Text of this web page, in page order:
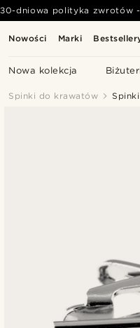
Nowości Marki
Nowa kolekcja
30-dniowa polityka zwrotów
Spinki do krawatów